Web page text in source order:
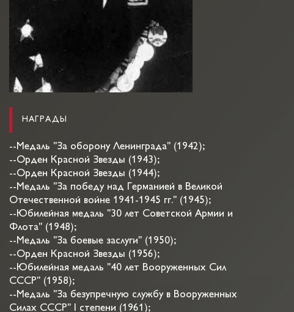
НАГРАДЫ
--Медаль "За оборону Ленинграда" (1942);
--Орден Красной Звезды (1943);
--Орден Красной Звезды (1944);
--Медаль "За победу над Германией в Великой
Отечественной войне 1941-1945 гг." (1945);
--Юбилейная медаль "30 лет Советской Армии и
Флота" (1948);
--Медаль "За боевые заслуги" (1950);
--Орден Красной Звезды (1956);
--Юбилейная медаль "40 лет Вооруженных Сил
СССР" (1958);
--Медаль "За безупречную службу в Вооруженных
Силах СССР" I степени (1961);